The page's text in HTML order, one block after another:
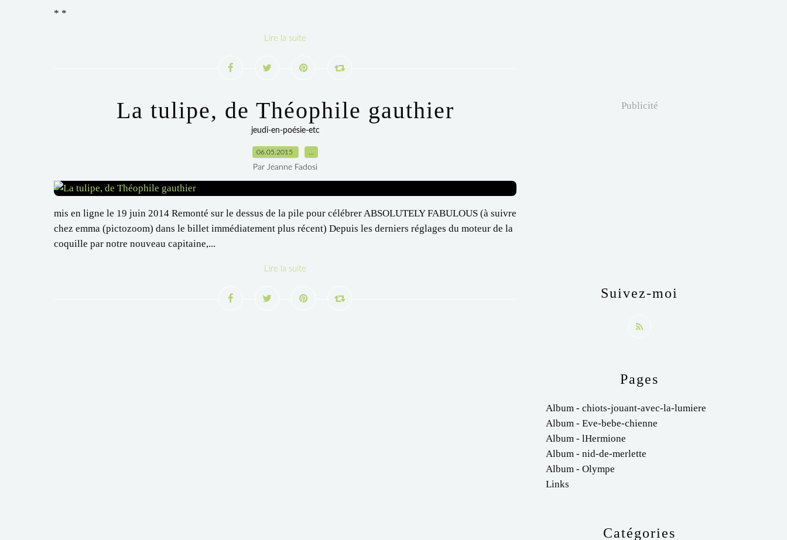
* *
Lire la suite
La tulipe, de Théophile gauthier
jeudi-en-poésie-etc
06.05.2015
Par Jeanne Fadosi
mis en ligne le 19 juin 2014 Remonté sur le dessus de la pile pour célébrer ABSOLUTELY FABULOUS (à suivre
chez emma (pictozoom) dans le billet immédiatement plus récent) Depuis les derniers réglages du moteur de la
coquille par notre nouveau capitaine,...
Lire la suite
Catégories
Pages
Album - chiots-jouant-avec-la-lumiere
Album - Eve-bebe-chienne
Album - lHermione
Album - nid-de-merlette
Album - Olympe
Links
Suivez-moi
Publicité